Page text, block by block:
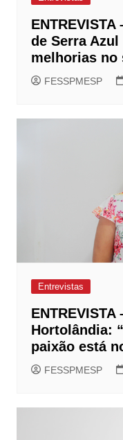
de Serra
melhorias
FESSPMESP
Entrevistas
Hortolândia:
paixão está
FESSPMESP